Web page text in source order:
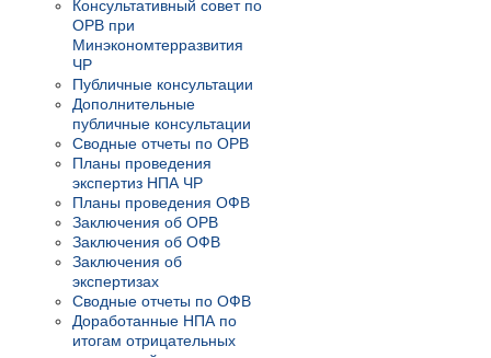
Консультативный совет по
ОРВ при
Минэкономтерразвития
ЧР
Публичные консультации
Дополнительные
публичные консультации
Сводные отчеты по ОРВ
Планы проведения
экспертиз НПА ЧР
Планы проведения ОФВ
Заключения об ОРВ
Заключения об ОФВ
Заключения об
экспертизах
Сводные отчеты по ОФВ
Доработанные НПА по
итогам отрицательных